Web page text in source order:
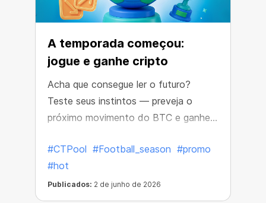
A temporada começou:
jogue e ganhe cripto
Acha que consegue ler o futuro?
Teste seus instintos — preveja o
próximo movimento do BTC e ganhe
#CTPool #Football_season #promo
#hot
Publicados: 2 de junho de 2026